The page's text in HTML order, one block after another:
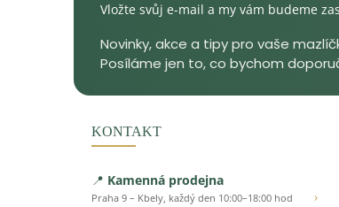
Vložte svůj e-mail a my vám budeme
KONTAKT
📍 Kamenná prodejna
Praha 9 – Kbely, každý den 10:00–18:00 hod
›